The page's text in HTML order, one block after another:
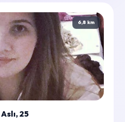
6,8 km
Aslı, 25